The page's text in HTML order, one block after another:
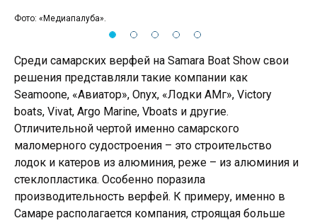
Фото: «Медиапалуба».
Среди самарских верфей на Samara Boat Show свои
решения представляли такие компании как
Seamoone, «Авиатор», Onyx, «Лодки АМг», Victory
boats, Vivat, Argo Marine, Vboats и другие.
Отличительной чертой именно самарского
маломерного судостроения – это строительство
лодок и катеров из алюминия, реже – из алюминия и
стеклопластика. Особенно поразила
производительность верфей. К примеру, именно в
Самаре располагается компания, строящая больше